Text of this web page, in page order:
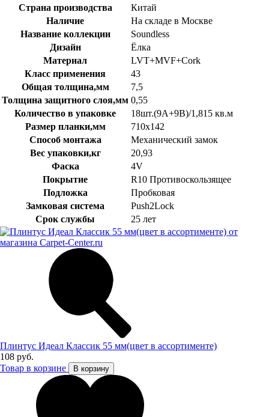
Страна производства
Китай
Наличие
На складе в Москве
Название коллекции
Soundless
Дизайн
Ёлка
Материал
LVT+MVF+Cork
Класс применения
43
Общая толщина,мм
7,5
Толщина защитного слоя,мм 0,55
Количество в упаковке
18шт.(9А+9В)/1,815 кв.м
Размер планки,мм
710х142
Способ монтажа
Механический замок
Вес упаковки,кг
20,93
Фаска
4V
Покрытие
R10 Противоскользящее
Подложка
Пробковая
Замковая система
Push2Lock
Срок службы
25 лет
Плинтус Идеал Классик 55 мм(цвет в ассортименте)
108 руб.
Товар в корзине
В корзину